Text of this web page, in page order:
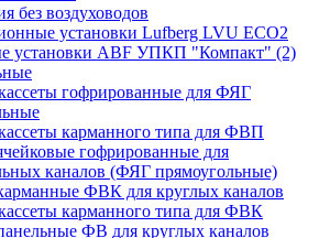
без воздуховодов
установки Lufberg LVU ECO2
установки ABF УПКП "Компакт" (2)
гофрированные для ФЯГ
карманного типа для ФВП
гофрированные для
каналов (ФЯГ прямоугольные)
ФВК для круглых каналов
карманного типа для ФВК
ФВ для круглых каналов